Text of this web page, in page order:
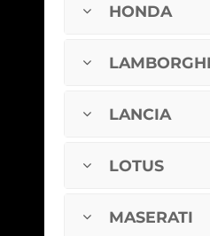
HONDA
LANCIA
LOTUS
MASERATI